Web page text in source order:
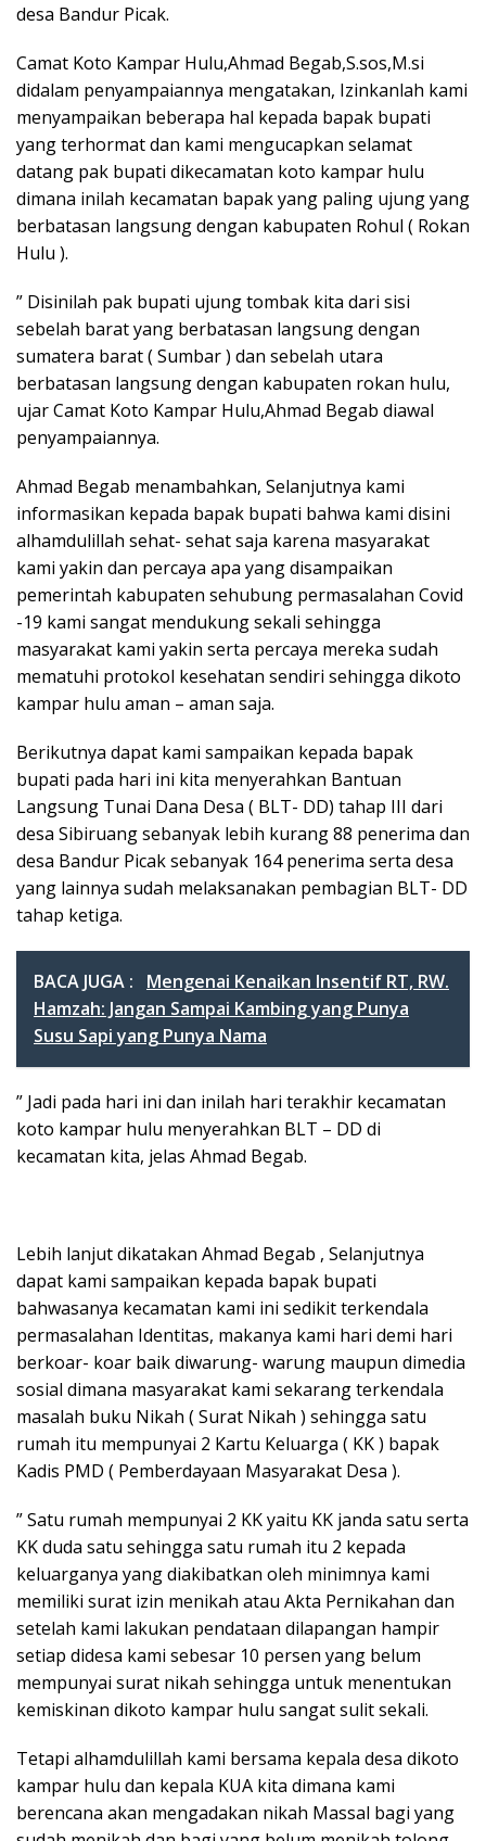
desa Bandur Picak.
Camat Koto Kampar Hulu,Ahmad Begab,S.sos,M.si
didalam penyampaiannya mengatakan, Izinkanlah kami
menyampaikan beberapa hal kepada bapak bupati
yang terhormat dan kami mengucapkan selamat
datang pak bupati dikecamatan koto kampar hulu
dimana inilah kecamatan bapak yang paling ujung yang
berbatasan langsung dengan kabupaten Rohul ( Rokan
Hulu ).
” Disinilah pak bupati ujung tombak kita dari sisi
sebelah barat yang berbatasan langsung dengan
sumatera barat ( Sumbar ) dan sebelah utara
berbatasan langsung dengan kabupaten rokan hulu,
ujar Camat Koto Kampar Hulu,Ahmad Begab diawal
penyampaiannya.
Ahmad Begab menambahkan, Selanjutnya kami
informasikan kepada bapak bupati bahwa kami disini
alhamdulillah sehat- sehat saja karena masyarakat
kami yakin dan percaya apa yang disampaikan
pemerintah kabupaten sehubung permasalahan Covid
-19 kami sangat mendukung sekali sehingga
masyarakat kami yakin serta percaya mereka sudah
mematuhi protokol kesehatan sendiri sehingga dikoto
kampar hulu aman – aman saja.
Berikutnya dapat kami sampaikan kepada bapak
bupati pada hari ini kita menyerahkan Bantuan
Langsung Tunai Dana Desa ( BLT- DD) tahap III dari
desa Sibiruang sebanyak lebih kurang 88 penerima dan
desa Bandur Picak sebanyak 164 penerima serta desa
yang lainnya sudah melaksanakan pembagian BLT- DD
tahap ketiga.
BACA JUGA :
Mengenai Kenaikan Insentif RT, RW.
Hamzah: Jangan Sampai Kambing yang Punya
Susu Sapi yang Punya Nama
” Jadi pada hari ini dan inilah hari terakhir kecamatan
koto kampar hulu menyerahkan BLT – DD di
kecamatan kita, jelas Ahmad Begab.
Lebih lanjut dikatakan Ahmad Begab , Selanjutnya
dapat kami sampaikan kepada bapak bupati
bahwasanya kecamatan kami ini sedikit terkendala
permasalahan Identitas, makanya kami hari demi hari
berkoar- koar baik diwarung- warung maupun dimedia
sosial dimana masyarakat kami sekarang terkendala
masalah buku Nikah ( Surat Nikah ) sehingga satu
rumah itu mempunyai 2 Kartu Keluarga ( KK ) bapak
Kadis PMD ( Pemberdayaan Masyarakat Desa ).
” Satu rumah mempunyai 2 KK yaitu KK janda satu serta
KK duda satu sehingga satu rumah itu 2 kepada
keluarganya yang diakibatkan oleh minimnya kami
memiliki surat izin menikah atau Akta Pernikahan dan
setelah kami lakukan pendataan dilapangan hampir
setiap didesa kami sebesar 10 persen yang belum
mempunyai surat nikah sehingga untuk menentukan
kemiskinan dikoto kampar hulu sangat sulit sekali.
Tetapi alhamdulillah kami bersama kepala desa dikoto
kampar hulu dan kepala KUA kita dimana kami
berencana akan mengadakan nikah Massal bagi yang